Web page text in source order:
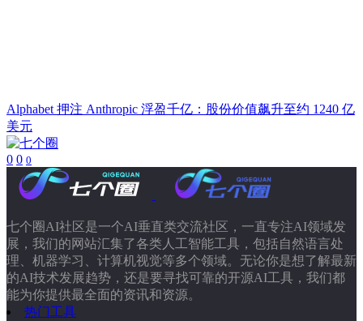
Alphabet 押注 Anthropic 浮盈千亿：股份价值飙升至约 1240 亿
美元
0 0 0
七个圈AI社区是一个AI垂直类交流社区，一直专注AI领域发
展，我们的网站汇集了各类人工智能工具，包括自然语言处
理、机器学习、计算机视觉等多个领域。无论你是想了解最新
的AI技术发展趋势，还是要寻找可靠的开源AI工具，我们都
能为你提供最全面的资讯和资源。
热门工具